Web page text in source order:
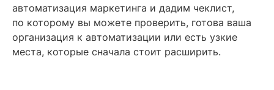
автоматизация маркетинга и дадим чеклист,
по которому вы можете проверить, готова ваша
организация к автоматизации или есть узкие
места, которые сначала стоит расширить.